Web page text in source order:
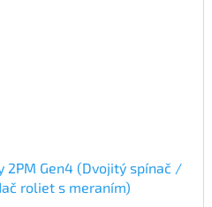
2PM Gen4 (Dvojitý spínač /
roliet s meraním)